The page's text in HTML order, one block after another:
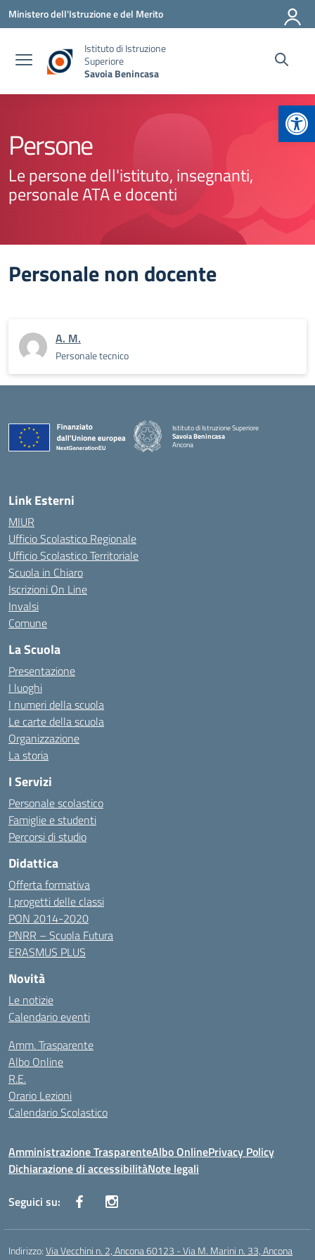
Vai ai contenuti
Vai al menu di navigazione
Vai al footer
Ministero dell'Istruzione e del Merito
Istituto di Istruzione
Superiore
Savoia Benincasa
Persone
Le persone dell'istituto, insegnanti,
personale ATA e docenti
Personale non docente
A. M.
Personale tecnico
Istituto di Istruzione Superiore
Savoia Benincasa
Ancona
Link Esterni
MIUR
Ufficio Scolastico Regionale
Ufficio Scolastico Territoriale
Scuola in Chiaro
Iscrizioni On Line
Invalsi
Comune
La Scuola
Presentazione
I luoghi
I numeri della scuola
Le carte della scuola
Organizzazione
La storia
I Servizi
Personale scolastico
Famiglie e studenti
Percorsi di studio
Didattica
Offerta formativa
I progetti delle classi
PON 2014-2020
PNRR – Scuola Futura
ERASMUS PLUS
Novità
Le notizie
Calendario eventi
Amm. Trasparente
Albo Online
R.E.
Orario Lezioni
Calendario Scolastico
Amministrazione TrasparenteAlbo OnlinePrivacy Policy
Dichiarazione di accessibilitàNote legali
Seguici su:
Indirizzo:Via Vecchini n. 2, Ancona 60123 - Via M. Marini n. 33, Ancona